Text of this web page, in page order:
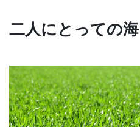
二人にとっての海